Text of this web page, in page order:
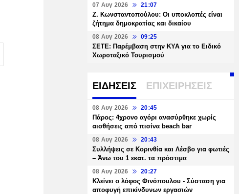
07 Αυγ 2026 21:07
Ζ. Κωνσταντοπούλου: Οι υποκλοπές είναι
ζήτημα δημοκρατίας και δικαίου
08 Αυγ 2026 09:25
ΣΕΤΕ: Παρέμβαση στην ΚΥΑ για το Ειδικό
Χωροταξικό Τουρισμού
ΕΙΔΗΣΕΙΣ ΕΠΙΧΕΙΡΗΣΕΙΣ
08 Αυγ 2026 20:45
Πάρος: 4χρονο αγόρι ανασύρθηκε χωρίς
αισθήσεις από πισίνα beach bar
08 Αυγ 2026 20:43
Συλλήψεις σε Κορινθία και Λέσβο για φωτιές
– Άνω του 1 εκατ. τα πρόστιμα
08 Αυγ 2026 20:27
Κλείνει ο λόφος Φινόπουλου - Σύσταση για
αποφυγή επικίνδυνων εργασιών